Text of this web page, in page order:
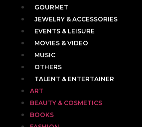
GOURMET
JEWELRY & ACCESSORIES
EVENTS & LEISURE
MOVIES & VIDEO
MUSIC
OTHERS
TALENT & ENTERTAINER
ART
BEAUTY & COSMETICS
BOOKS